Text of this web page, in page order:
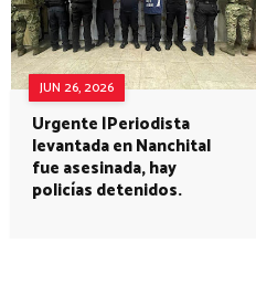
JUN 26, 2026
Urgente |Periodista
levantada en Nanchital
fue asesinada, hay
policías detenidos.